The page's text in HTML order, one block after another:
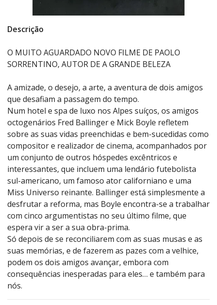
Descrição
O MUITO AGUARDADO NOVO FILME DE PAOLO
SORRENTINO, AUTOR DE A GRANDE BELEZA
A amizade, o desejo, a arte, a aventura de dois amigos
que desafiam a passagem do tempo.
Num hotel e spa de luxo nos Alpes suíços, os amigos
octogenários Fred Ballinger e Mick Boyle refletem
sobre as suas vidas preenchidas e bem-sucedidas como
compositor e realizador de cinema, acompanhados por
um conjunto de outros hóspedes excêntricos e
interessantes, que incluem uma lendário futebolista
sul-americano, um famoso ator californiano e uma
Miss Universo reinante. Ballinger está simplesmente a
desfrutar a reforma, mas Boyle encontra-se a trabalhar
com cinco argumentistas no seu último filme, que
espera vir a ser a sua obra-prima.
Só depois de se reconciliarem com as suas musas e as
suas memórias, e de fazerem as pazes com a velhice,
podem os dois amigos avançar, embora com
consequências inesperadas para eles… e também para
nós.